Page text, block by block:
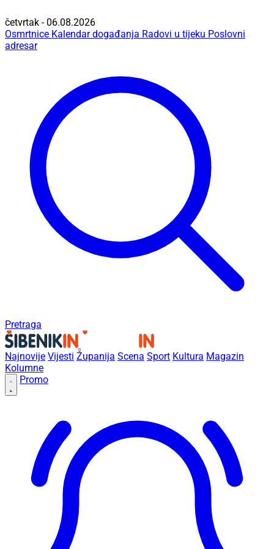
četvrtak - 06.08.2026
Osmrtnice Kalendar događanja Radovi u tijeku Poslovni
adresar
Pretraga
Najnovije Vijesti Županija Scena Sport Kultura Magazin
Kolumne
Promo